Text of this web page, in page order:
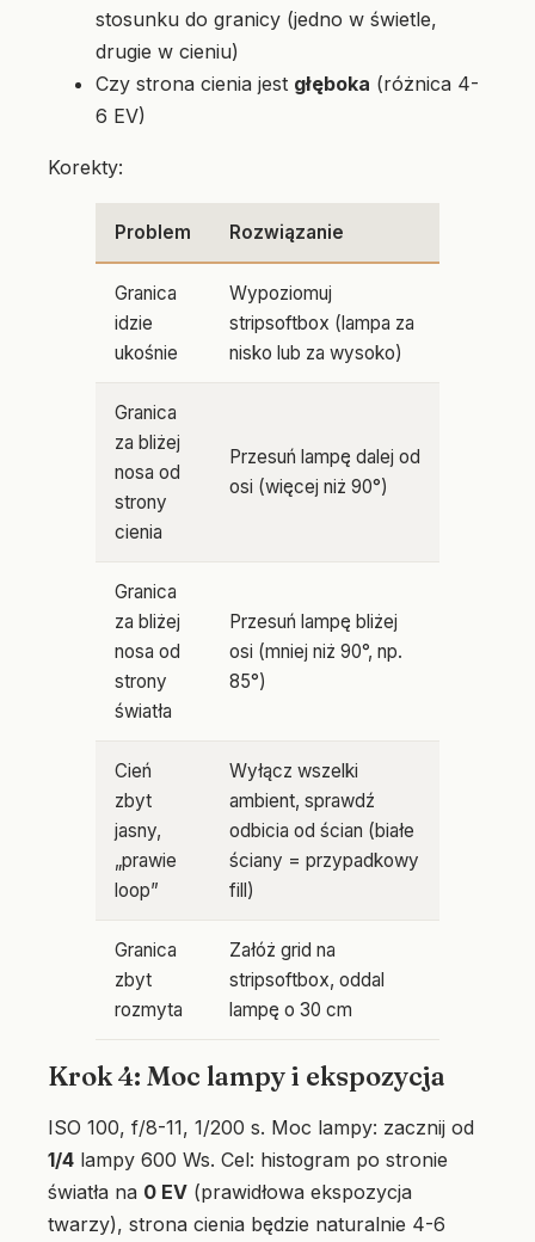
stosunku do granicy (jedno w świetle,
drugie w cieniu)
Czy strona cienia jest głęboka (różnica 4-
6 EV)
Korekty:
Problem Rozwiązanie
Granica
idzie
ukośnie
Wypoziomuj
stripsoftbox (lampa za
nisko lub za wysoko)
Granica
za bliżej
nosa od
strony
cienia
Przesuń lampę dalej od
osi (więcej niż 90°)
Granica
za bliżej
nosa od
strony
światła
Przesuń lampę bliżej
osi (mniej niż 90°, np.
85°)
Cień
zbyt
jasny,
„prawie
loop”
Wyłącz wszelki
ambient, sprawdź
odbicia od ścian (białe
ściany = przypadkowy
fill)
Granica
zbyt
rozmyta
Załóż grid na
stripsoftbox, oddal
lampę o 30 cm
Krok 4: Moc lampy i ekspozycja
ISO 100, f/8-11, 1/200 s. Moc lampy: zacznij od
1/4 lampy 600 Ws. Cel: histogram po stronie
światła na 0 EV (prawidłowa ekspozycja
twarzy), strona cienia będzie naturalnie 4-6